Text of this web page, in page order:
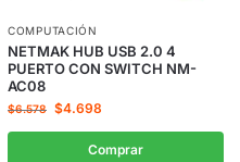
COMPUTACIÓN
NETMAK HUB USB 2.0 4
PUERTO CON SWITCH NM-
AC08
$6.578 $4.698
Comprar